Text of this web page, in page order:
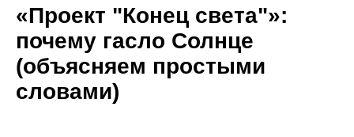
«Проект "Конец света"»:
почему гасло Солнце
(объясняем простыми
словами)